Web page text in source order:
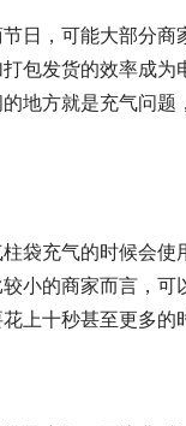
日，可能大部分
包发货的效率成
地方就是充气问题
袋充气的时候会
小的商家而言，
上十秒甚至更多的